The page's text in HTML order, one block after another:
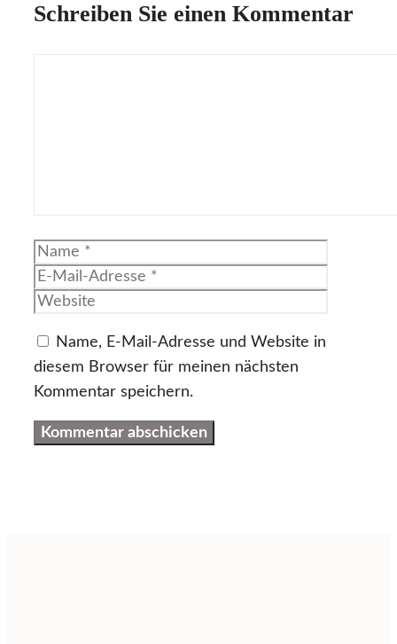
Schreiben Sie einen Kommentar
Name
Name, E-Mail-Adresse und Website in
diesem Browser für meinen nächsten
Kommentar speichern.